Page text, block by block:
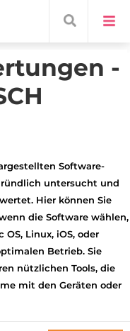
-
Software-
untersucht und
Hier können Sie
die Software wählen,
Linux, iOS, oder
Betrieb. Sie
nützlichen Tools, die
mit den Geräten oder